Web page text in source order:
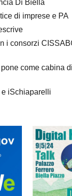
Di Biella
di imprese e PA
i consorzi
come cabina
iSchiaparelli